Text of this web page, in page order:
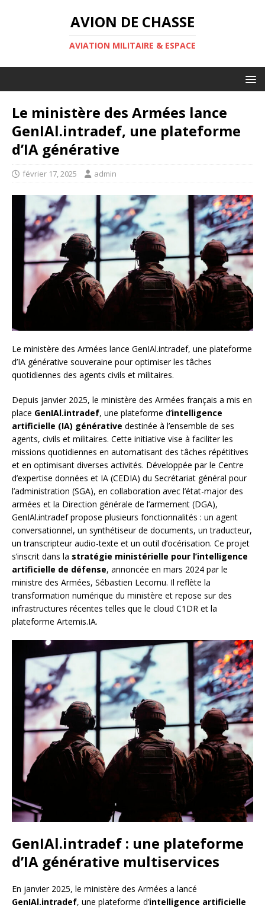
AVION DE CHASSE
AVIATION MILITAIRE & ESPACE
Le ministère des Armées lance
GenIAl.intradef, une plateforme
d’IA générative
février 17, 2025 admin
Le ministère des Armées lance GenIAl.intradef, une plateforme
d’IA générative souveraine pour optimiser les tâches
quotidiennes des agents civils et militaires.
Depuis janvier 2025, le ministère des Armées français a mis en
place GenIAl.intradef, une plateforme d’intelligence
artificielle (IA) générative destinée à l’ensemble de ses
agents, civils et militaires. Cette initiative vise à faciliter les
missions quotidiennes en automatisant des tâches répétitives
et en optimisant diverses activités. Développée par le Centre
d’expertise données et IA (CEDIA) du Secrétariat général pour
l’administration (SGA), en collaboration avec l’état-major des
armées et la Direction générale de l’armement (DGA),
GenIAl.intradef propose plusieurs fonctionnalités : un agent
conversationnel, un synthétiseur de documents, un traducteur,
un transcripteur audio-texte et un outil d’océrisation. Ce projet
s’inscrit dans la stratégie ministérielle pour l’intelligence
artificielle de défense, annoncée en mars 2024 par le
ministre des Armées, Sébastien Lecornu. Il reflète la
transformation numérique du ministère et repose sur des
infrastructures récentes telles que le cloud C1DR et la
plateforme Artemis.IA.
GenIAl.intradef : une plateforme
d’IA générative multiservices
En janvier 2025, le ministère des Armées a lancé
GenIAl.intradef, une plateforme d’intelligence artificielle